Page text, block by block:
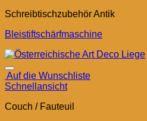
Schreibtischzubehör Antik
Bleistiftschärfmaschine
Auf die Wunschliste
Schnellansicht
Couch / Fauteuil